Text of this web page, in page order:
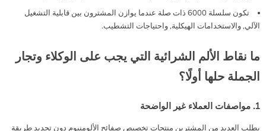
تكون سلسلة 6000 ذات صلة عندما يوازن المشترون بين قابلية التشغيل
الآلي, والاستخدامات الهيكلية, واحتياجات التشطيب.
ما نقاط الألم الشرائية التي يجب على الوكلاء وتجار
الجملة حلها أولًا؟
1. مواصفات العملاء غير الواضحة
يطلب العديد من المشترين منتجات تخصيص صفائح الألومنيوم دون تحديد طريقة